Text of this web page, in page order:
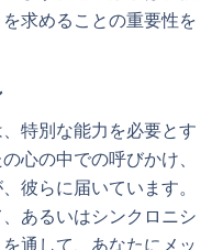
求めることの重要性を
特別な能力を必要とす
心の中での呼びかけ、
彼らに届いています。
あるいはシンクロニシ
通して、あなたにメッ